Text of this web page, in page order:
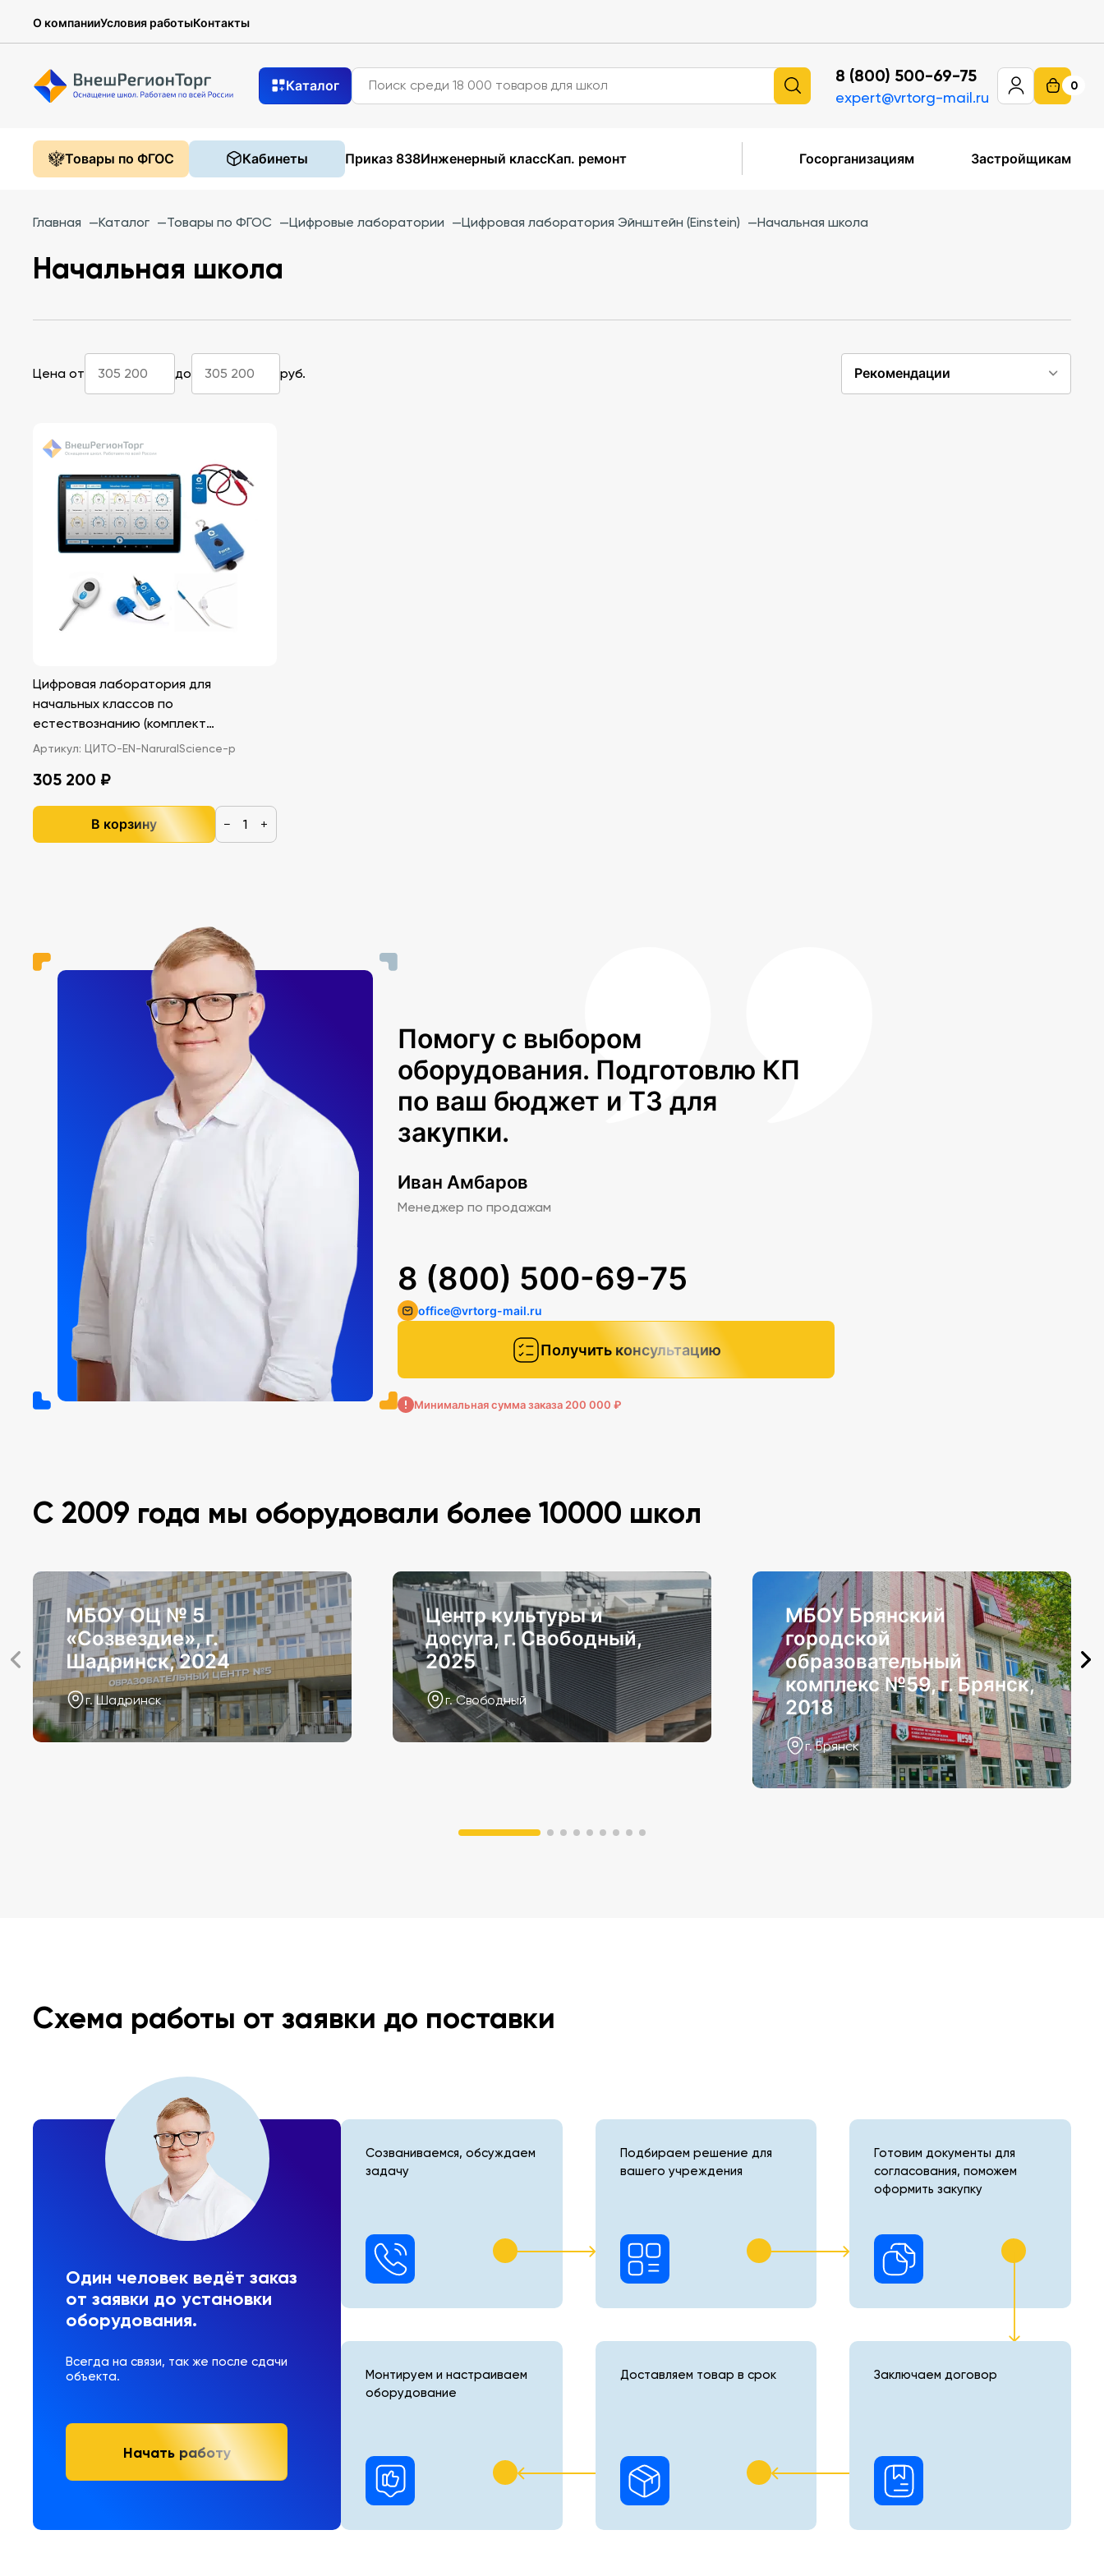
О компанииУсловия работыКонтакты
Каталог 8 (800) 500-69-75
expert@vrtorg-mail.ru
0
Товары по ФГОС Кабинеты Приказ 838Инженерный классКап. ремонт Госорганизациям Застройщикам
Главная —Каталог —Товары по ФГОС —Цифровые лаборатории —Цифровая лаборатория Эйнштейн (Einstein) —Начальная школа
Начальная школа
Цена от до руб. Рекомендации
Цифровая лаборатория для
начальных классов по
естествознанию (комплект
обучающегося) Эйнштейн Einstein
Артикул: ЦИТО-EN-NaruralScience-p
305 200 ₽
В корзину − +
Помогу с выбором
оборудования. Подготовлю КП
по ваш бюджет и ТЗ для
закупки.
Иван Амбаров
Менеджер по продажам
Получить консультацию
8 (800) 500-69-75
office@vrtorg-mail.ru
Минимальная сумма заказа 200 000 ₽
С 2009 года мы оборудовали более 10000 школ
МБОУ ОЦ № 5
«Созвездие», г.
Шадринск, 2024
г. Шадринск
Центр культуры и
досуга, г. Свободный,
2025
г. Свободный
МБОУ Брянский
городской
образовательный
комплекс №59, г. Брянск,
2018
г. Брянск
Схема работы от заявки до поставки
Один человек ведёт заказ
от заявки до установки
оборудования.
Всегда на связи, так же после сдачи
объекта.
Начать работу
Созваниваемся, обсуждаем
задачу
Подбираем решение для
вашего учреждения
Готовим документы для
согласования, поможем
оформить закупку
Монтируем и настраиваем
оборудование
Доставляем товар в срок Заключаем договор